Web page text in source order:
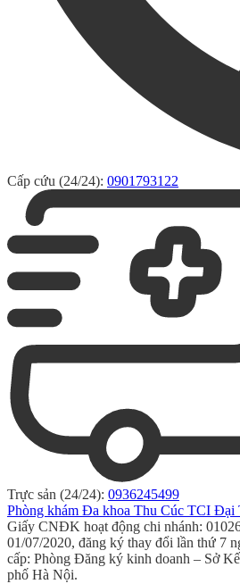
Cấp cứu (24/24): 0901793122
Trực sản (24/24): 0936245499
Phòng khám Đa khoa Thu Cúc TCI Đại
Giấy CNĐK hoạt động chi nhánh:
01/07/2020, đăng ký thay đổi lần thứ 7
cấp: Phòng Đăng ký kinh doanh – Sở
phố Hà Nội.